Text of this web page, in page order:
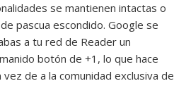
se mantienen intactas o
pascua escondido. Google se
a tu red de Reader un
botón de +1, lo que hace
de a la comunidad exclusiva de